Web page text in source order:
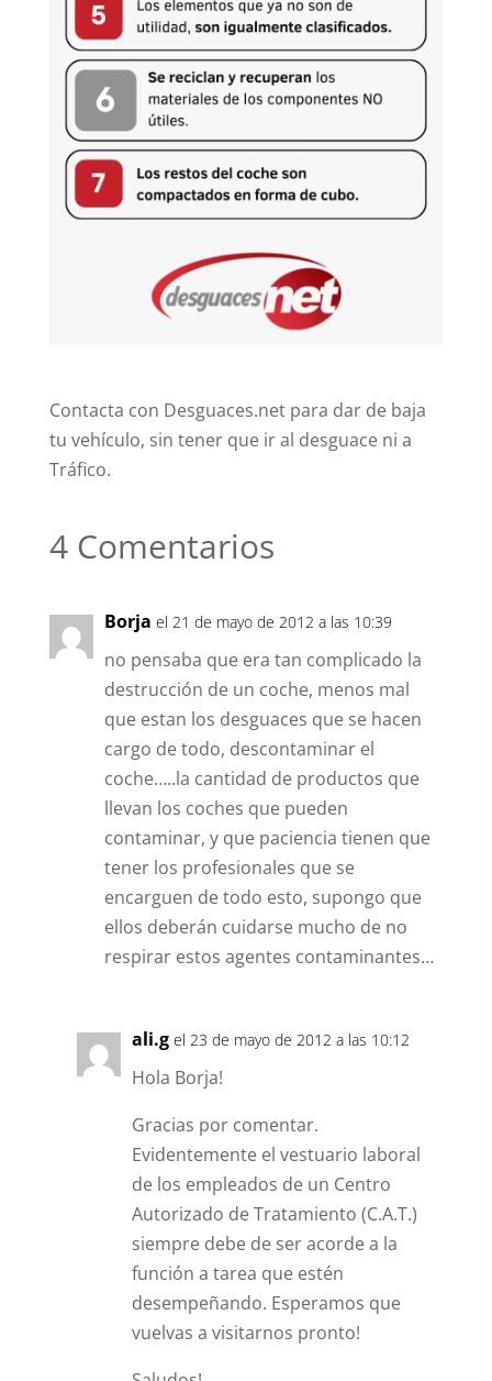
Contacta con Desguaces.net para dar de baja
tu vehículo, sin tener que ir al desguace ni a
Tráfico.
4 Comentarios
Borja el 21 de mayo de 2012 a las 10:39
no pensaba que era tan complicado la
destrucción de un coche, menos mal
que estan los desguaces que se hacen
cargo de todo, descontaminar el
coche…..la cantidad de productos que
llevan los coches que pueden
contaminar, y que paciencia tienen que
tener los profesionales que se
encarguen de todo esto, supongo que
ellos deberán cuidarse mucho de no
respirar estos agentes contaminantes…
ali.g el 23 de mayo de 2012 a las 10:12
Hola Borja!
Gracias por comentar.
Evidentemente el vestuario laboral
de los empleados de un Centro
Autorizado de Tratamiento (C.A.T.)
siempre debe de ser acorde a la
función a tarea que estén
desempeñando. Esperamos que
vuelvas a visitarnos pronto!